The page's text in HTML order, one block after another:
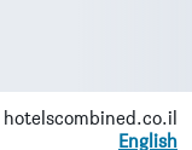
hotelscombined.co.il
English